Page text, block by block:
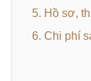
5. Hồ sơ,
6. Chi phí